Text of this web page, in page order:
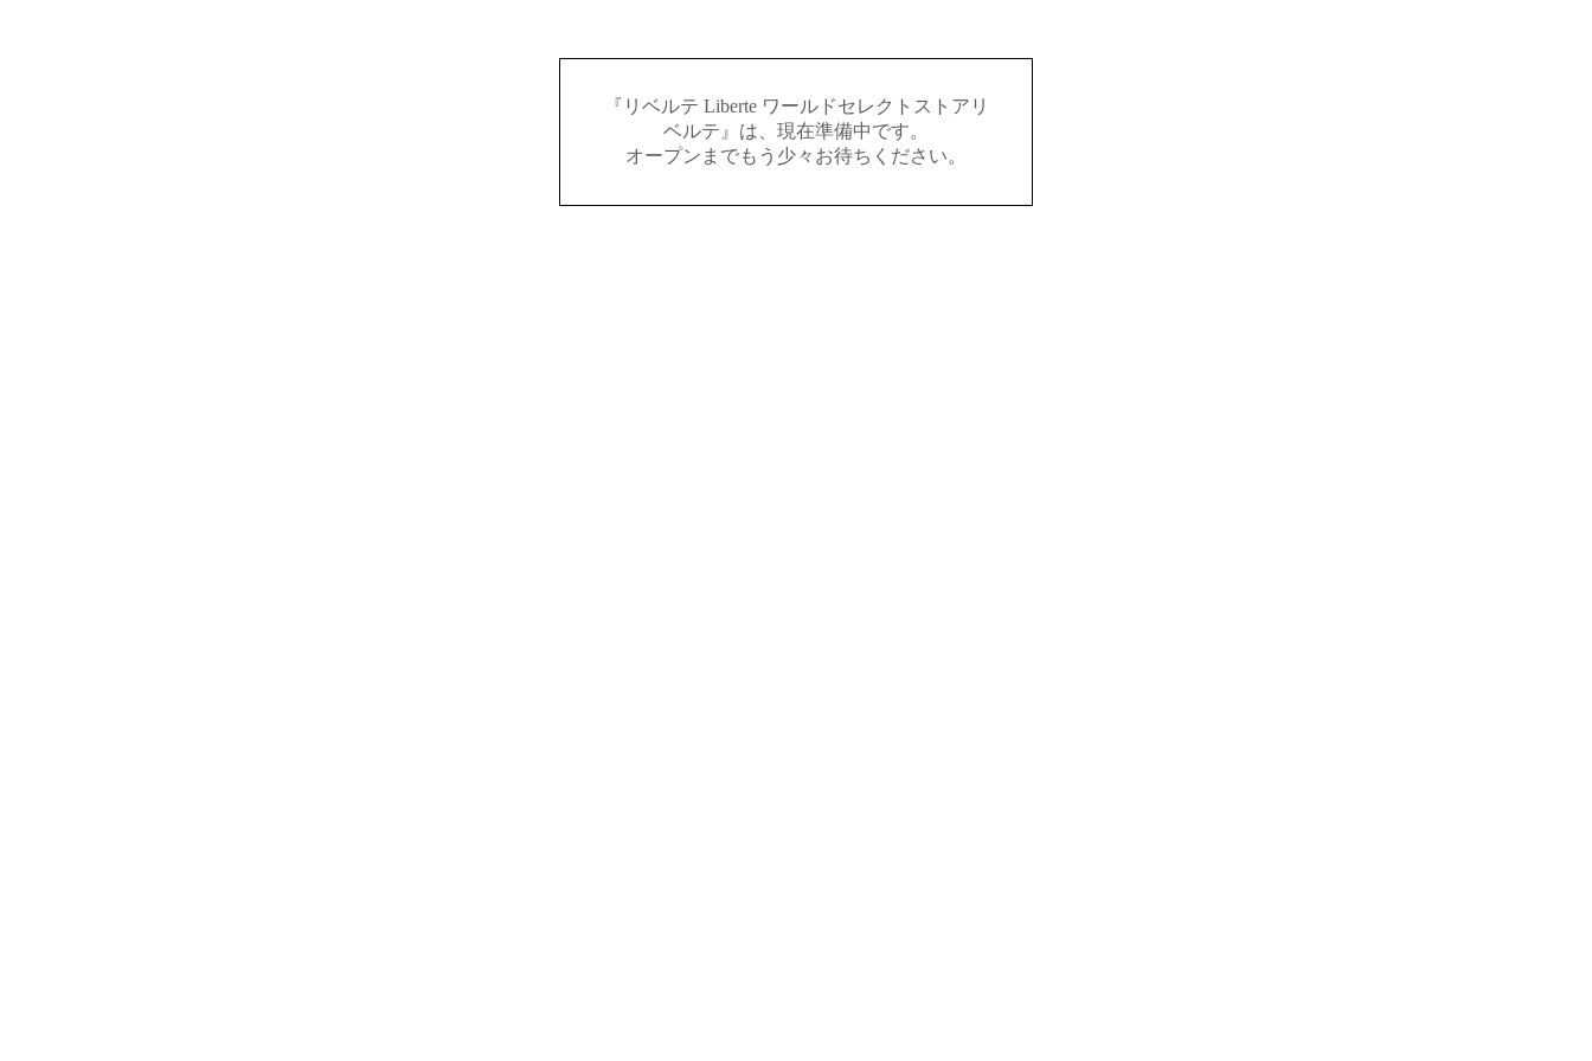
『リベルテ Liberte ワールドセレクトストアリ
ベルテ』は、現在準備中です。
オープンまでもう少々お待ちください。